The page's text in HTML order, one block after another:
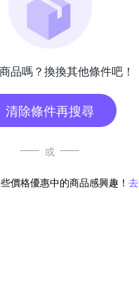
品嗎？換換其他條件吧！
清除條件再搜尋
或
價格優惠中的商品感興趣！